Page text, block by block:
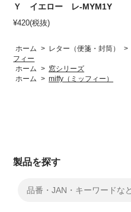
Ｙ イエロー レ-MYM1Y
¥420(税抜)
ホーム > レター（便箋・封筒） >
フィー
ホーム > 窓シリーズ
ホーム > miffy（ミッフィー）
製品を探す